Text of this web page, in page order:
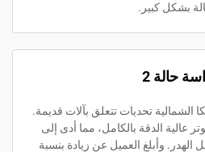
بشكل كبير.
حالة 2
تحديات تتعلق بآلات قديمة.
عالية الدقة بالكامل، مما أدى إلى
الهدر. وأبلغ العميل عن زيادة بنسبة